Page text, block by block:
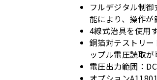
フルデジタル制
能により、操作が
4線式治具を使用
銅箔対テストリ
ップル電圧読取が
電圧出力範囲：